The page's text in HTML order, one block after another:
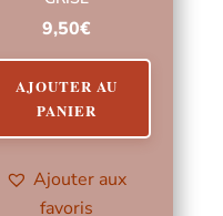
9,50€
AJOUTER AU
PANIER
Ajouter aux
favoris